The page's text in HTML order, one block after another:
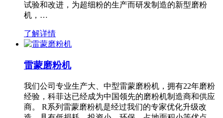
试验和改进，为超细粉的生产而研发制造的新型磨粉
机，…
了解详情
雷蒙磨粉机
我们公司专业生产大、中型雷蒙磨粉机，拥有22年磨粉
经验，科菲达已经成为中国领先的磨粉机制造商和供应
商。 R系列雷蒙磨粉机是经过我们的专家优化升级改